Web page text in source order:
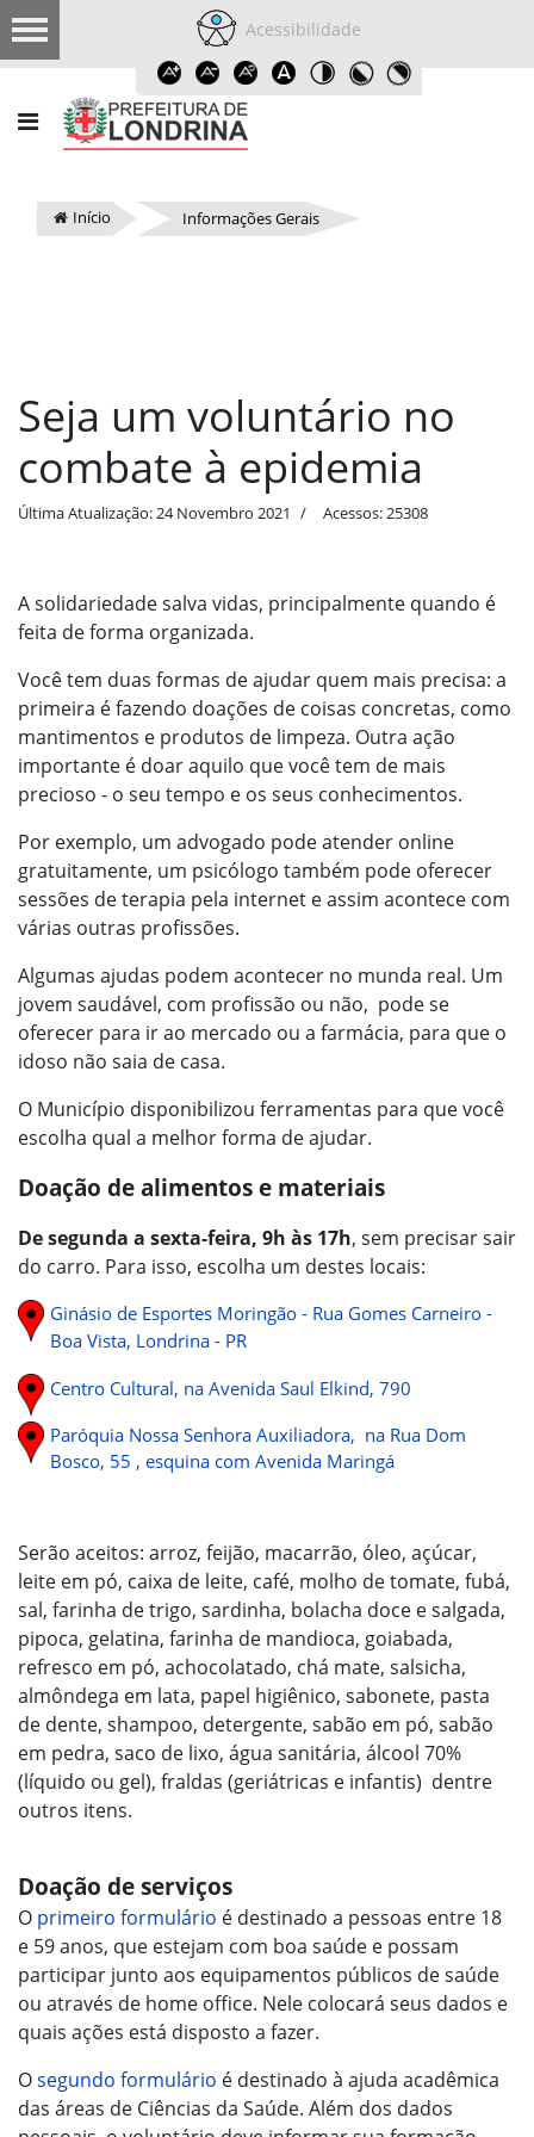
Acessibilidade
Início Informações Gerais
Seja um voluntário no
combate à epidemia
Última Atualização: 24 Novembro 2021 Acessos: 25308
A solidariedade salva vidas, principalmente quando é
feita de forma organizada.
Você tem duas formas de ajudar quem mais precisa: a
primeira é fazendo doações de coisas concretas, como
mantimentos e produtos de limpeza. Outra ação
importante é doar aquilo que você tem de mais
precioso - o seu tempo e os seus conhecimentos.
Por exemplo, um advogado pode atender online
gratuitamente, um psicólogo também pode oferecer
sessões de terapia pela internet e assim acontece com
várias outras profissões.
Algumas ajudas podem acontecer no munda real. Um
jovem saudável, com profissão ou não, pode se
oferecer para ir ao mercado ou a farmácia, para que o
idoso não saia de casa.
O Município disponibilizou ferramentas para que você
escolha qual a melhor forma de ajudar.
Doação de alimentos e materiais
De segunda a sexta-feira, 9h às 17h, sem precisar sair
do carro. Para isso, escolha um destes locais:
Ginásio de Esportes Moringão - Rua Gomes Carneiro -
Boa Vista, Londrina - PR
Centro Cultural, na Avenida Saul Elkind, 790
Paróquia Nossa Senhora Auxiliadora, na Rua Dom
Bosco, 55 , esquina com Avenida Maringá
Serão aceitos: arroz, feijão, macarrão, óleo, açúcar,
leite em pó, caixa de leite, café, molho de tomate, fubá,
sal, farinha de trigo, sardinha, bolacha doce e salgada,
pipoca, gelatina, farinha de mandioca, goiabada,
refresco em pó, achocolatado, chá mate, salsicha,
almôndega em lata, papel higiênico, sabonete, pasta
de dente, shampoo, detergente, sabão em pó, sabão
em pedra, saco de lixo, água sanitária, álcool 70%
(líquido ou gel), fraldas (geriátricas e infantis) dentre
outros itens.
Doação de serviços
O primeiro formulário é destinado a pessoas entre 18
e 59 anos, que estejam com boa saúde e possam
participar junto aos equipamentos públicos de saúde
ou através de home office. Nele colocará seus dados e
quais ações está disposto a fazer.
Osegundo formulário é destinado à ajuda acadêmica
das áreas de Ciências da Saúde. Além dos dados